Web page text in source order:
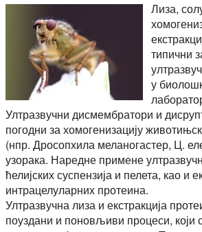
Лиза,
типични
у
Ултразвучни дисмембратори и
погодни за хомогенизацију
(нпр. Дросопхила меланогастер, Ц.
узорака. Наредне примене
ћелијских суспензија и пелета, као и
интрацелуларних протеина.
Ултразвучна лиза и екстракција
поуздани и поновљиви процеси, који